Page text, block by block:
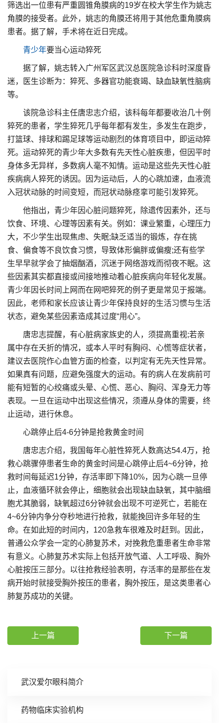
武汉爱尔眼科简介
药物临床实验机构
筛选出一位患有严重圆锥角膜病的19岁在校大学生作为姚志
角膜的接受者。此外，姚志的角膜还将用于其他危重角膜病
患者。据了解，手术将在近日完成。
青少年要当心运动猝死
据了解，姚志转入广州军区武汉总医院急诊科时深度昏
迷，医生诊断为：猝死、多器官功能衰竭、缺血缺氧性脑病
等。
该院急诊科主任唐忠志介绍，该科每年都要收治几十例
猝死的患者，学生猝死几乎每年都有发生，多发生在跑步，
打篮球、排球和踢足球等运动剧烈的体育项目中，即运动猝
死。运动猝死的青少年大多数有先天性心脏疾患，但因平时
身体多无异样，多数病人毫不知情。运动是这些先天性心脏
疾病病人猝死的诱因。因为运动后，人的心跳加速，血液流
入冠状动脉的时间变短，而冠状动脉痉挛可能引发猝死。
他指出，青少年因心脏问题猝死，除遗传因素外，还与
饮食、环境、心理等因素有关。例如：课业繁重，心理压力
大，不少学生出现焦虑、失眠;缺乏适当的锻炼，存在挑
食、偏食等不良饮食习惯，导致体形偏胖或偏瘦;还有些学
生早早就学会了抽烟酗酒，沉迷于网络游戏而彻夜不眠。这
些因素其实都直接或间接地推动着心脏疾病向年轻化发展。
青少年因长时间上网而在网吧猝死的例子更是常见于报端。
因此，老师和家长应该让青少年保持良好的生活习惯与生活
状态，避免某些因素造成其过度“用心”。
唐忠志提醒，有心脏病家族史的人，须提高重视;若亲
属中存在夭折的情况，或本人平时有胸闷、心慌等症状者，
建议去医院作心血管方面的检查，以判定有无先天性异常。
如果真有问题，应避免强度大的运动。有的病人在发病前可
能有短暂的心绞痛或头晕、心慌、恶心、胸闷、浑身无力等
表现。一旦在运动中出现这些情况，须遵从身体的需要，终
止运动，进行休息。
心跳停止后4-6分钟是抢救黄金时间
唐忠志介绍，我国每年心脏性猝死人数高达54.4万，抢
救心跳骤停患者生命的黄金时间是心跳停止后4~6分钟，抢
救时间每延迟1分钟，存活率即下降10%，因为心跳一旦停
止，血液循环就会停止，细胞就会出现缺血缺氧，其中脑细
胞尤其脆弱，缺氧超过6分钟就会出现不可逆死亡，若能在
4~6分钟内争分夺秒地进行抢救，就能挽回许多年轻的生
命。在如此短的时间内，120急救车很难及时赶到。因此，
普通公众学会一定的心肺复苏术，对挽救危重患者生命非常
有意义。心肺复苏术实际上包括开放气道、人工呼吸、胸外
心脏按压三部分。以往抢救经验表明，存活率的是那些在发
病开始时就接受胸外按压的患者，胸外按压，是这类患者心
肺复苏成功的关键。
上一篇 下一篇